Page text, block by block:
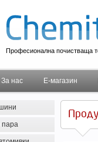
Професионална почистваща
За нас Е-магазин
пара